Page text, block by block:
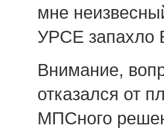
мне
УРСЕ
Внимание,
отказался от
МПСного